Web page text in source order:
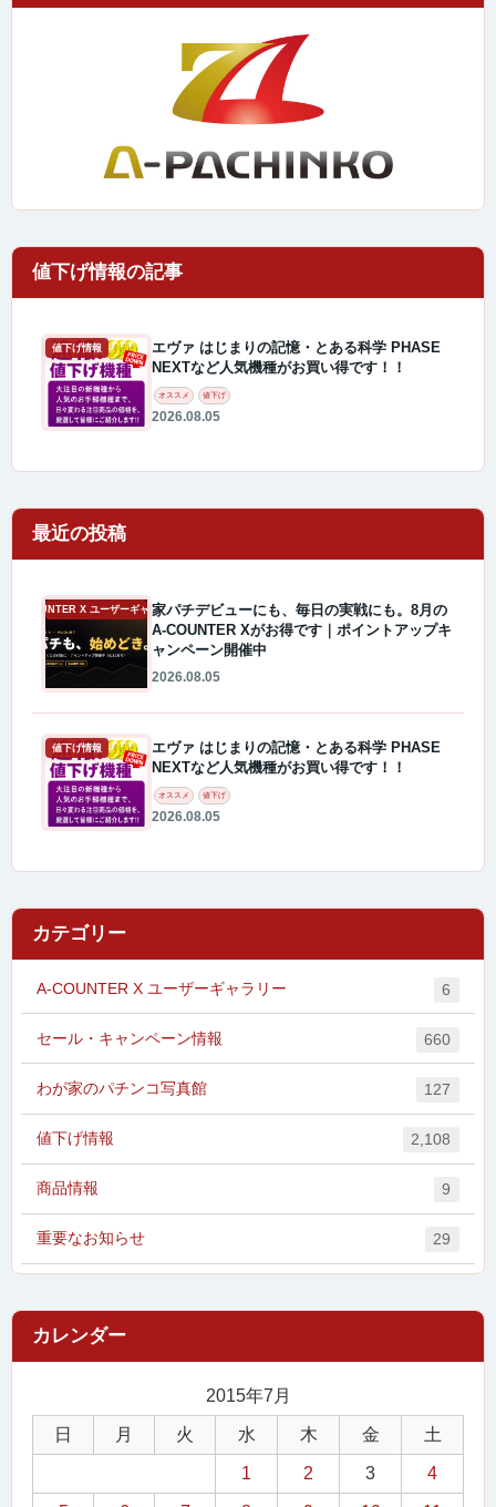
値下げ情報
エヴァ はじまりの記憶・とある科学 PHASE
NEXTなど人気機種がお買い得です！！
オススメ 値下げ
2026.08.05
最近の投稿
A-COUNTER X ユーザーギャラリー家パチデビューにも、毎日の実戦にも。8月の
A-COUNTER Xがお得です｜ポイントアップキ
ャンペーン開催中
2026.08.05
値下げ情報
エヴァ はじまりの記憶・とある科学 PHASE
NEXTなど人気機種がお買い得です！！
オススメ 値下げ
2026.08.05
カテゴリー
A-COUNTER X ユーザーギャラリー 6
セール・キャンペーン情報 660
わが家のパチンコ写真館 127
値下げ情報 2,108
商品情報 9
重要なお知らせ 29
2015年7月
日 月 火 水 木 金 土
1 2 3 4